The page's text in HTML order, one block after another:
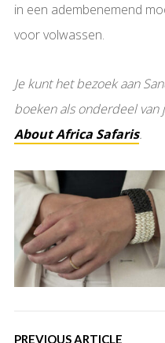
in een adembenemend
voor volwassen.
Je kunt het bezoek aan
boeken als onderdeel van
About Africa Safaris.
PREVIOUS ARTICLE